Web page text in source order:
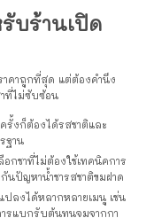
บร้านเปิด
คาถูกที่สุด แต่ต้องคำนึง
ที่ไม่ซับซ้อน
รั้งก็ต้องได้รสชาติและ
ฐาน
กชาที่ไม่ต้องใช้เทคนิคการ
ปัญหาน้ำชารสชาติขมฝาด
ลงได้หลากหลายเมนู เช่น
ารแบกรับต้นทุนจมจากกา